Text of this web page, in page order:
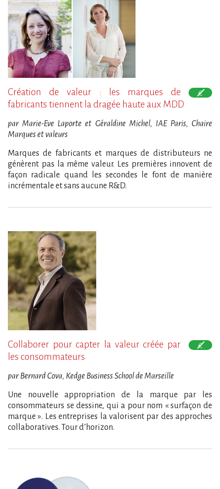
Création de valeur : les marques de
fabricants tiennent la dragée haute aux MDD
par Marie-Eve Laporte et Géraldine Michel, IAE Paris, Chaire
Marques et valeurs
Marques de fabricants et marques de distributeurs ne
génèrent pas la même valeur. Les premières innovent de
façon radicale quand les secondes le font de manière
incrémentale et sans aucune R&D.
Collaborer pour capter la valeur créée par
les consommateurs
par Bernard Cova, Kedge Business School de Marseille
Une nouvelle appropriation de la marque par les
consommateurs se dessine, qui a pour nom « surfaçon de
marque ». Les entreprises la valorisent par des approches
collaboratives. Tour d’horizon.